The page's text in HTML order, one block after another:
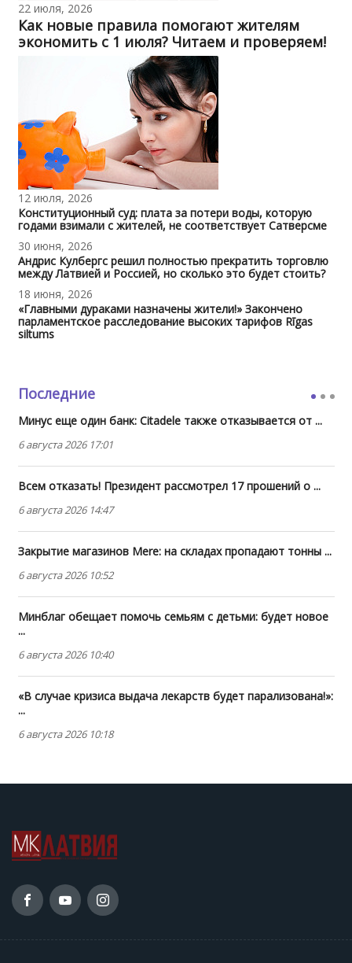
22 июля, 2026
Как новые правила помогают жителям
экономить с 1 июля? Читаем и проверяем!
12 июля, 2026
Конституционный суд: плата за потери воды, которую
годами взимали с жителей, не соответствует Сатверсме
30 июня, 2026
Андрис Кулбергс решил полностью прекратить торговлю
между Латвией и Россией, но сколько это будет стоить?
18 июня, 2026
«Главными дураками назначены жители!» Закончено
парламентское расследование высоких тарифов Rīgas
siltums
Последние
Минус еще один банк: Citadele также отказывается от ...
6 августа 2026 17:01
Всем отказать! Президент рассмотрел 17 прошений о ...
6 августа 2026 14:47
Закрытие магазинов Mere: на складах пропадают тонны ...
6 августа 2026 10:52
Минблаг обещает помочь семьям с детьми: будет новое
...
6 августа 2026 10:40
«В случае кризиса выдача лекарств будет парализована!»:
...
6 августа 2026 10:18